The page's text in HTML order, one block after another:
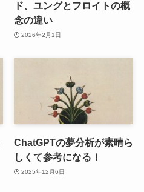
ド、ユングとフロイトの概
念の違い
2026年2月1日
ChatGPTの夢分析が素晴ら
しくて参考になる！
2025年12月6日